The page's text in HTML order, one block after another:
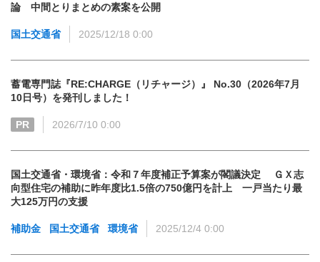
論 中間とりまとめの素案を公開
国土交通省 2025/12/18 0:00
蓄電専門誌『RE:CHARGE（リチャージ）』 No.30（2026年7月
10日号）を発刊しました！
PR 2026/7/10 0:00
国土交通省・環境省：令和７年度補正予算案が閣議決定 ＧＸ志
向型住宅の補助に昨年度比1.5倍の750億円を計上 一戸当たり最
大125万円の支援
補助金 国土交通省 環境省 2025/12/4 0:00